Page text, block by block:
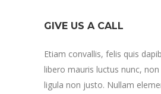
GIVE US A CALL
Etiam convallis, felis quis
libero mauris luctus nunc,
ligula non justo. Nullam